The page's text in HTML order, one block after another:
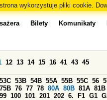
wykorzystuje pliki cookie.
Bilety Komunikaty
12 13 14 15 16 41 43 45
53C 53B 54B 55A 55B 55C 56
75B 76 77 78 80A 80B 81A 81B
99 100 101 201 202 6. F1 G1